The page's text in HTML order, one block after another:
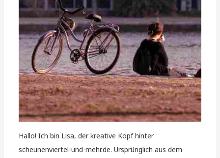
Hallo! Ich bin Lisa, der kreative Kopf hinter
scheunenviertel-und-mehr.de. Ursprünglich aus dem